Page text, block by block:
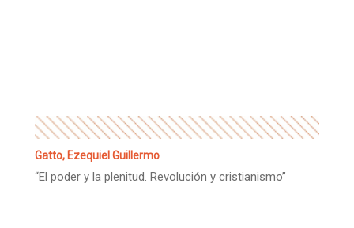
Gatto, Ezequiel Guillermo
“El poder y la plenitud. Revolución y cristianismo”